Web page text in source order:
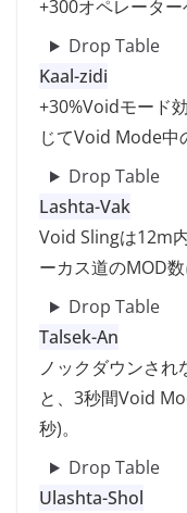
+300オペレーター
Drop Table
Kaal-zidi
+30%Voidモード
じてVoid Mode中
Drop Table
Lashta-Vak
Void Slingは12m
ーカス道のMOD
Drop Table
Talsek-An
ノックダウンされ
と、3秒間Void
秒)。
Drop Table
Ulashta-Shol